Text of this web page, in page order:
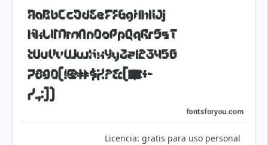
Licencia: gratis para uso personal